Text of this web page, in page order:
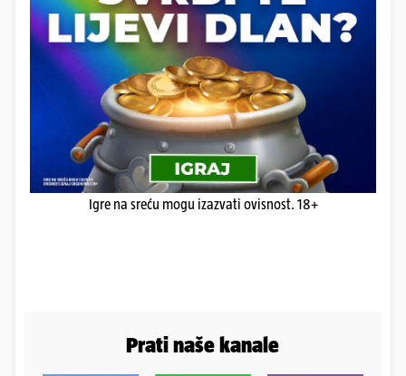
Igre na sreću mogu izazvati ovisnost. 18+
Prati naše kanale